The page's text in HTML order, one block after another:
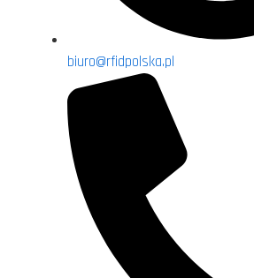
biuro@rfidpolska.pl